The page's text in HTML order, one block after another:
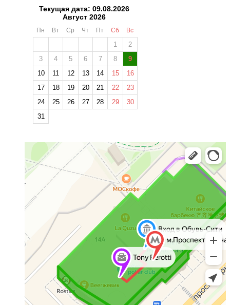
Текущая дата: 09.08.2026
Август 2026
Пн Вт Ср Чт Пт Сб Вс
1
2
3
4 5 6 7 8
9
10
11 12 13 14 15
16
17
18 19 20 21 22
23
24
25 26 27 28 29
30
31